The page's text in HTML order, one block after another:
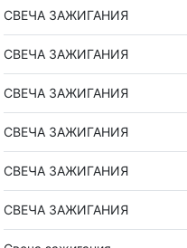
СВЕЧА ЗАЖИГАНИЯ
СВЕЧА ЗАЖИГАНИЯ
СВЕЧА ЗАЖИГАНИЯ
СВЕЧА ЗАЖИГАНИЯ
СВЕЧА ЗАЖИГАНИЯ
СВЕЧА ЗАЖИГАНИЯ